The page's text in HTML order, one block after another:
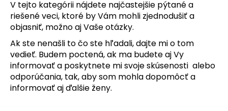
V tejto kategórii nájdete najčastejšie pýtané a
riešené veci, ktoré by Vám mohli zjednodušiť a
objasniť, možno aj Vaše otázky.
Ak ste nenašli to čo ste hľadali, dajte mi o tom
vedieť. Budem poctená, ak ma budete aj Vy
informovať a poskytnete mi svoje skúsenosti alebo
odporúčania, tak, aby som mohla dopomôcť a
informovať aj ďalšie ženy.
r
e
b
u
j
e
t